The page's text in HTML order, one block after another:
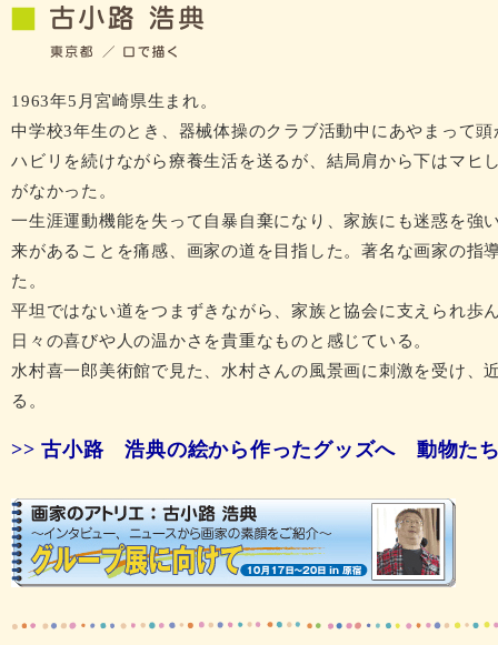
1963年5月宮崎県生まれ。
中学校3年生のとき、器械体操のクラブ活動中にあやまって
ハビリを続けながら療養生活を送るが、結局肩から下はマヒ
がなかった。
一生涯運動機能を失って自暴自棄になり、家族にも迷惑を強
来があることを痛感、画家の道を目指した。著名な画家の指
た。
平坦ではない道をつまずきながら、家族と協会に支えられ歩
日々の喜びや人の温かさを貴重なものと感じている。
水村喜一郎美術館で見た、水村さんの風景画に刺激を受け、
る。
>> 古小路 浩典の絵から作ったグッズへ 動物た